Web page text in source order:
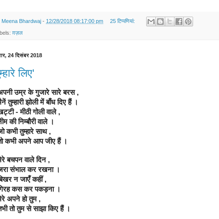
Meena Bhardwaj - 12/28/2018 08:17:00 pm 25 टिप्‍पणियां:
ग़ज़ल
24 दिसंबर 2018
लिए'
अपनी उम्र के गुजारे सारे बरस ,
मैनें तुम्हारी झोली में बाँध दिए हैं ।
खट्टी - मीठी गोली वाले ,
नीम की निम्बौरी वाले ।
जो कभी तुम्हारे साथ ,
तो कभी अपने आप जीए हैं ।
मेरे बचपन वाले दिन ,
जरा संभाल कर रखना ।
बिखर न जाएँ कहीं ,
गिरह कस कर पकड़ना ।
मेरे अपने हो तुम ,
तभी तो तुम से साझा किए हैं ।